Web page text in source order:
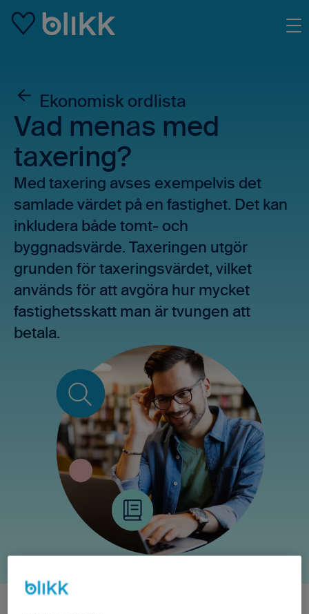
Ekonomisk ordlista
Vad menas med
taxering?
Med taxering avses exempelvis det
samlade värdet på en fastighet. Det kan
inkludera både tomt- och
byggnadsvärde. Taxeringen utgör
grunden för taxeringsvärdet, vilket
används för att avgöra hur mycket
fastighetsskatt man är tvungen att
betala.